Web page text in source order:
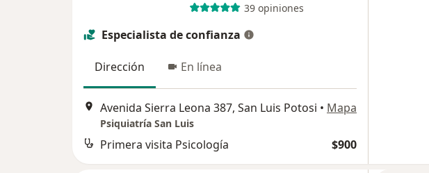
39 opiniones
Especialista de confianza
Dirección En línea
Avenida Sierra Leona 387, San Luis Potosi • Mapa
Psiquiatría San Luis
Primera visita Psicología $900